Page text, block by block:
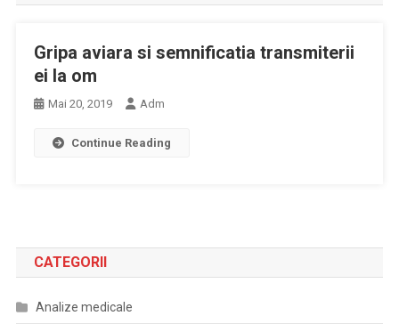
Gripa aviara si semnificatia transmiterii
ei la om
Mai 20, 2019 Adm
Continue Reading
CATEGORII
Analize medicale